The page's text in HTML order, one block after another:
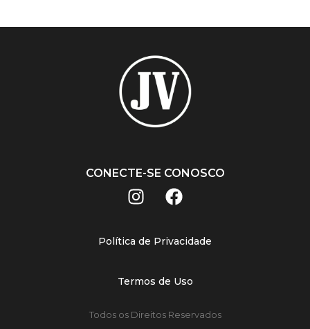
CONECTE-SE CONOSCO
Política de Privacidade
Termos de Uso
Todos os Direitos Reservados